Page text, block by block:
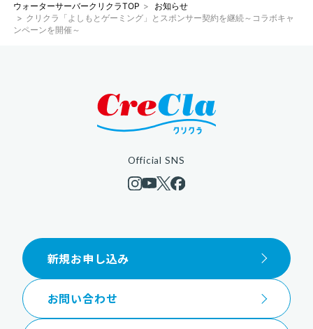
ウォーターサーバークリクラTOP
お知らせ
クリクラ「よしもとゲーミング」とスポンサー契約を継続～コラボキャ
ンペーンを開催～
Official SNS
新規お申し込み
お問い合わせ